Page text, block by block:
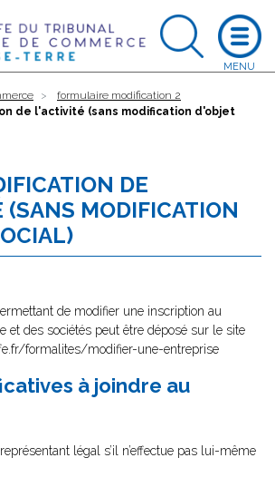
formulaire modification 2
de l'activité (sans modification d'objet
DE
(SANS MODIFICATION
de modifier une inscription au
et des sociétés peut être déposé sur le site
formalites/modifier-une-entreprise
à joindre au
légal s’il n’effectue pas lui-même